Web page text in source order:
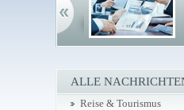
ALLE
Reise & Tourismus